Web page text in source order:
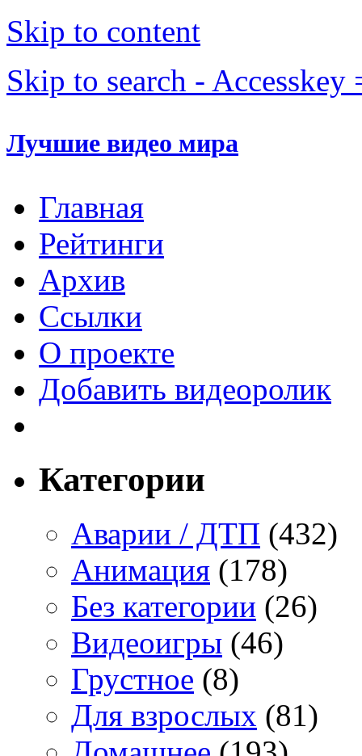
Skip to content
Skip to search - Accesskey
Лучшие видео мира
Главная
Рейтинги
Архив
Ссылки
О проекте
Добавить видеоролик
Категории
Аварии / ДТП (432)
Анимация (178)
Без категории (26)
Видеоигры (46)
Грустное (8)
Для взрослых (81)